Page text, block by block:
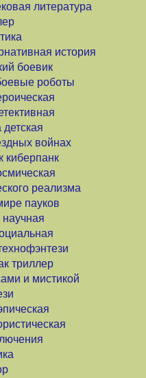
литература
история
боевик
роботы
детская
войнах
киберпанк
реализма
пауков
научная
триллер
и мистикой